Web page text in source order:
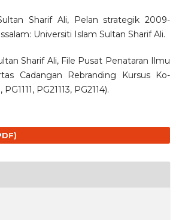
Sharif Ali, Pelan strategik 2009-
Universiti Islam Sultan Sharif Ali.
Sharif Ali, File Pusat Penataran Ilmu
Cadangan Rebranding Kursus Ko-
PG21113, PG2114).